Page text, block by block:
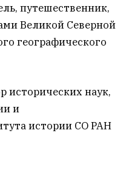
путешественник,
Великой Северной
географического
исторических наук,
и
истории СО РАН